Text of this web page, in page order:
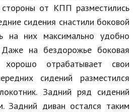
от КПП разместились
сидения снастили боковой
на них максимально удобно
на бездорожье боковая
отрабатывает свои
сидений разместился
Задний ряд сидений
Задний диван остался таким